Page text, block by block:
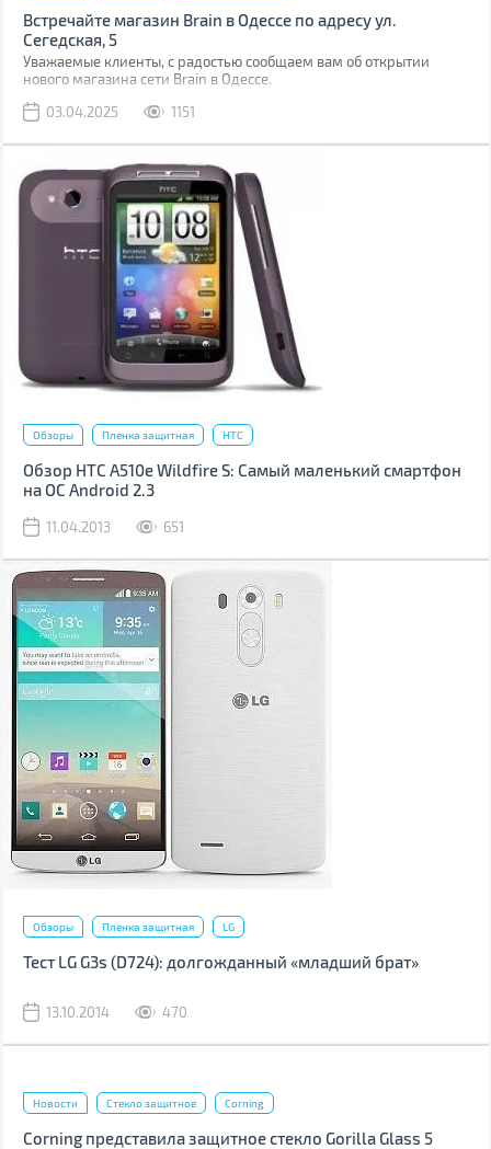
Встречайте магазин Brain в Одессе по адресу ул.
Сегедская, 5
Уважаемые клиенты, с радостью сообщаем вам об открытии
нового магазина сети Brain в Одессе.
03.04.2025
1151
Обзоры Пленка защитная HTC
Обзор HTC A510e Wildfire S: Самый маленький смартфон
на ОС Android 2.3
11.04.2013 651
Обзоры Пленка защитная LG
Тест LG G3s (D724): долгожданный «младший брат»
13.10.2014 470